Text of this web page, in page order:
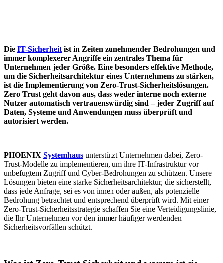
Die IT-Sicherheit ist in Zeiten zunehmender Bedrohungen und
immer komplexerer Angriffe ein zentrales Thema für
Unternehmen jeder Größe. Eine besonders effektive Methode,
um die Sicherheitsarchitektur eines Unternehmens zu stärken,
ist die Implementierung von Zero-Trust-Sicherheitslösungen.
Zero Trust geht davon aus, dass weder interne noch externe
Nutzer automatisch vertrauenswürdig sind – jeder Zugriff auf
Daten, Systeme und Anwendungen muss überprüft und
autorisiert werden.
PHOENIX Systemhaus unterstützt Unternehmen dabei, Zero-
Trust-Modelle zu implementieren, um ihre IT-Infrastruktur vor
unbefugtem Zugriff und Cyber-Bedrohungen zu schützen. Unsere
Lösungen bieten eine starke Sicherheitsarchitektur, die sicherstellt,
dass jede Anfrage, sei es von innen oder außen, als potenzielle
Bedrohung betrachtet und entsprechend überprüft wird. Mit einer
Zero-Trust-Sicherheitsstrategie schaffen Sie eine Verteidigungslinie,
die Ihr Unternehmen vor den immer häufiger werdenden
Sicherheitsvorfällen schützt.